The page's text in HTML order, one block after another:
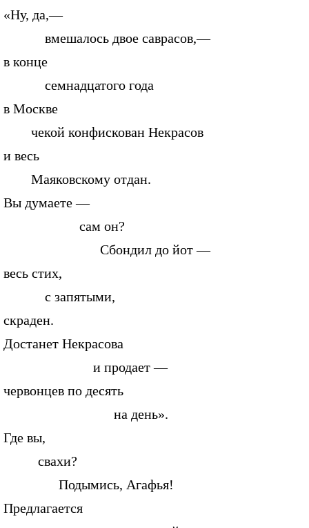
«Ну, да,—
вмешалось двое саврасов,—
в конце
семнадцатого года
в Москве
чекой конфискован Некрасов
и весь
Маяковскому отдан.
Вы думаете —
сам он?
Сбондил до йот —
весь стих,
с запятыми,
скраден.
Достанет Некрасова
и продает —
червонцев по десять
на день».
Где вы,
свахи?
Подымись, Агафья!
Предлагается